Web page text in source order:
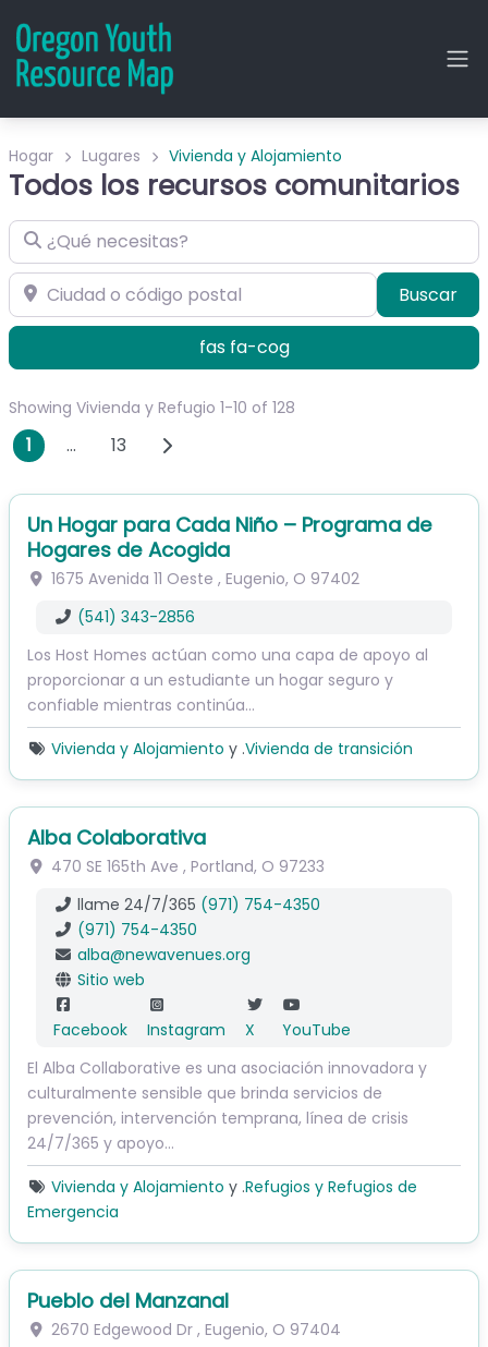
Hogar Lugares Vivienda y Alojamiento
Todos los recursos comunitarios
¿Qué necesitas?
Ciudad o código postal Buscar
fas fa-cog
Showing Vivienda y Refugio 1-10 of 128
Navegación de
1 … 13 Publicaciones anteriores
Un Hogar para Cada Niño – Programa de
Hogares de Acogida
1675 Avenida 11 Oeste , Eugenio, O 97402
(541) 343-2856
Los Host Homes actúan como una capa de apoyo al
proporcionar a un estudiante un hogar seguro y
confiable mientras continúa…
Vivienda y Alojamiento y .Vivienda de transición
Alba Colaborativa
470 SE 165th Ave , Portland, O 97233
llame 24/7/365 (971) 754-4350
(971) 754-4350
alba@newavenues.org
Sitio web
Facebook Instagram X
YouTube
El Alba Collaborative es una asociación innovadora y
culturalmente sensible que brinda servicios de
prevención, intervención temprana, línea de crisis
24/7/365 y apoyo…
Vivienda y Alojamiento y .Refugios y Refugios de
Emergencia
Pueblo del Manzanal
2670 Edgewood Dr, Eugenio, O 97404